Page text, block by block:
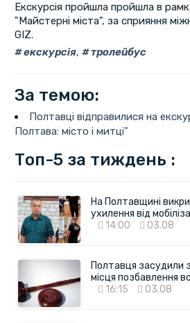
Екскурсія пройшла пройшла в
"Майстерні міста", за сприяння
GIZ.
екскурсія, тролейбус
За темою:
Полтавці відправилися на
Полтава: місто і митці"
Топ-5 за тиждень :
На Полтавщині
ухилення від
14:00
03.08
Полтавця засудили
місця позбавлення
16:15
03.08